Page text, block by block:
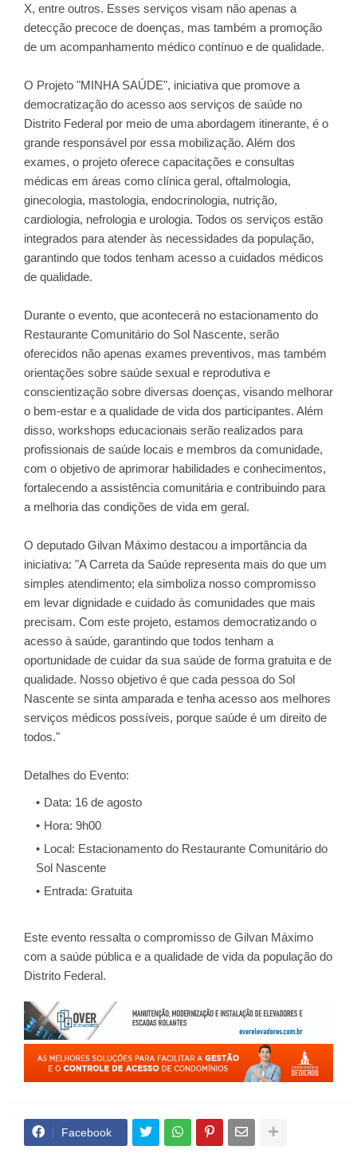
X, entre outros. Esses serviços visam não apenas a
detecção precoce de doenças, mas também a promoção
de um acompanhamento médico contínuo e de qualidade.
O Projeto "MINHA SAÚDE", iniciativa que promove a
democratização do acesso aos serviços de saúde no
Distrito Federal por meio de uma abordagem itinerante, é o
grande responsável por essa mobilização. Além dos
exames, o projeto oferece capacitações e consultas
médicas em áreas como clínica geral, oftalmologia,
ginecologia, mastologia, endocrinologia, nutrição,
cardiologia, nefrologia e urologia. Todos os serviços estão
integrados para atender às necessidades da população,
garantindo que todos tenham acesso a cuidados médicos
de qualidade.
Durante o evento, que acontecerá no estacionamento do
Restaurante Comunitário do Sol Nascente, serão
oferecidos não apenas exames preventivos, mas também
orientações sobre saúde sexual e reprodutiva e
conscientização sobre diversas doenças, visando melhorar
o bem-estar e a qualidade de vida dos participantes. Além
disso, workshops educacionais serão realizados para
profissionais de saúde locais e membros da comunidade,
com o objetivo de aprimorar habilidades e conhecimentos,
fortalecendo a assistência comunitária e contribuindo para
a melhoria das condições de vida em geral.
O deputado Gilvan Máximo destacou a importância da
iniciativa: "A Carreta da Saúde representa mais do que um
simples atendimento; ela simboliza nosso compromisso
em levar dignidade e cuidado às comunidades que mais
precisam. Com este projeto, estamos democratizando o
acesso à saúde, garantindo que todos tenham a
oportunidade de cuidar da sua saúde de forma gratuita e de
qualidade. Nosso objetivo é que cada pessoa do Sol
Nascente se sinta amparada e tenha acesso aos melhores
serviços médicos possíveis, porque saúde é um direito de
todos."
Detalhes do Evento:
Data: 16 de agosto
Hora: 9h00
Local: Estacionamento do Restaurante Comunitário do
Sol Nascente
Entrada: Gratuita
Este evento ressalta o compromisso de Gilvan Máximo
com a saúde pública e a qualidade de vida da população do
Distrito Federal.
Facebook